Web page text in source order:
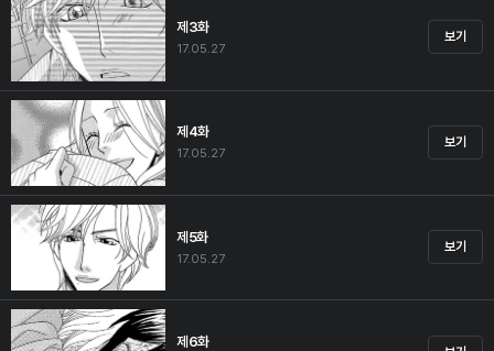
제3화
17.05.27
보기
제4화
17.05.27
보기
제5화
17.05.27
보기
제6화